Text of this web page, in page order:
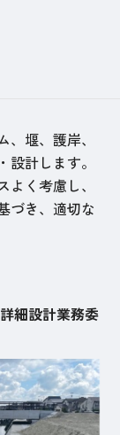
堰、護岸、
計します。
く考慮し、
づき、適切な
細設計業務委